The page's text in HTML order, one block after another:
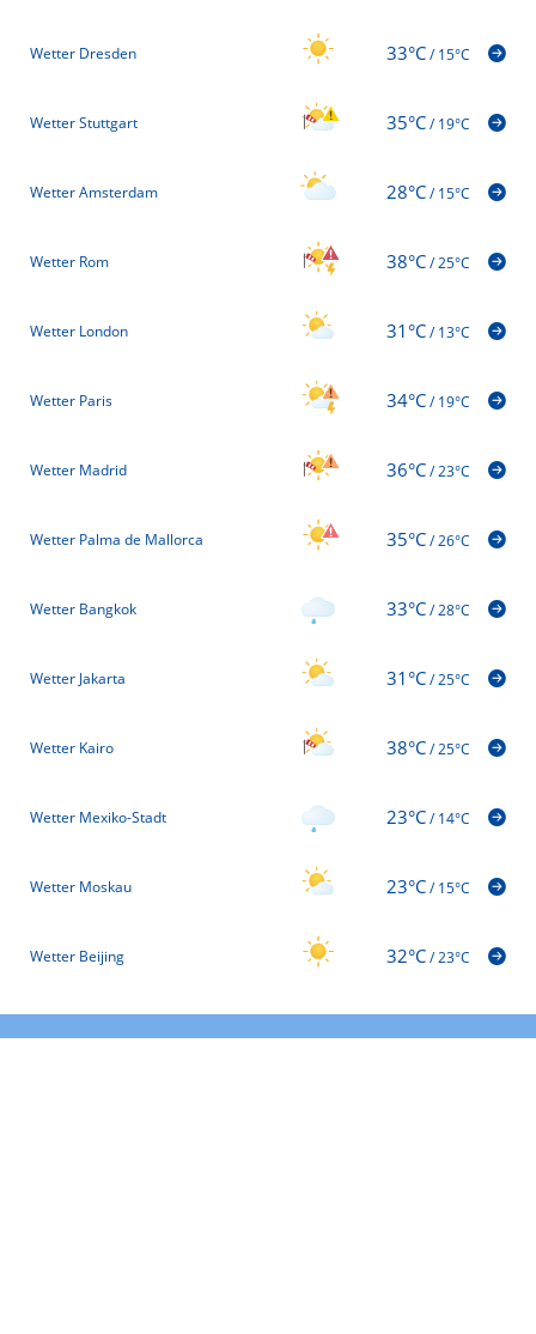
Wetter Dresden 33°C/15°C
Wetter Stuttgart 35°C/19°C
Wetter Amsterdam 28°C/15°C
Wetter Rom 38°C/25°C
Wetter London 31°C/13°C
Wetter Paris 34°C/19°C
Wetter Madrid 36°C/23°C
Wetter Palma de Mallorca 35°C/26°C
Wetter Bangkok 33°C/28°C
Wetter Jakarta 31°C/25°C
Wetter Kairo 38°C/25°C
Wetter Mexiko-Stadt 23°C/14°C
Wetter Moskau 23°C/15°C
Wetter Beijing 32°C/23°C